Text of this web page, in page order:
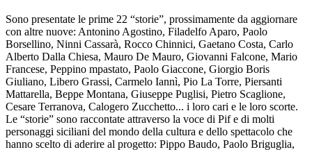
Sono presentate le prime 22 “storie”, prossimamente da aggiornare
con altre nuove: Antonino Agostino, Filadelfo Aparo, Paolo
Borsellino, Ninni Cassarà, Rocco Chinnici, Gaetano Costa, Carlo
Alberto Dalla Chiesa, Mauro De Mauro, Giovanni Falcone, Mario
Francese, Peppino mpastato, Paolo Giaccone, Giorgio Boris
Giuliano, Libero Grassi, Carmelo Iannì, Pio La Torre, Piersanti
Mattarella, Beppe Montana, Giuseppe Puglisi, Pietro Scaglione,
Cesare Terranova, Calogero Zucchetto... i loro cari e le loro scorte.
Le “storie” sono raccontate attraverso la voce di Pif e di molti
personaggi siciliani del mondo della cultura e dello spettacolo che
hanno scelto di aderire al progetto: Pippo Baudo, Paolo Briguglia,